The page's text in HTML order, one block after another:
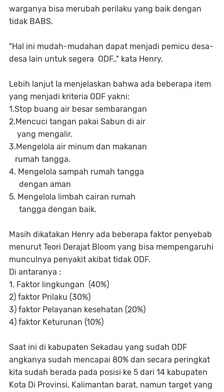
warganya bisa merubah perilaku yang baik dengan
tidak BABS.
"Hal ini mudah-mudahan dapat menjadi pemicu desa-
desa lain untuk segera ODF,," kata Henry.
Lebih lanjut Ia menjelaskan bahwa ada beberapa item
yang menjadi kriteria ODF yakni:
1.Stop buang air besar sembarangan
2.Mencuci tangan pakai Sabun di air
yang mengalir.
3.Mengelola air minum dan makanan
rumah tangga.
4. Mengelola sampah rumah tangga
dengan aman
5. Mengelola limbah cairan rumah
tangga dengan baik.
Masih dikatakan Henry ada beberapa faktor penyebab
menurut Teori Derajat Bloom yang bisa mempengaruhi
munculnya penyakit akibat tidak ODF.
Di antaranya :
1. Faktor lingkungan (40%)
2) faktor Prilaku (30%)
3) faktor Pelayanan kesehatan (20%)
4) faktor Keturunan (10%)
Saat ini di kabupaten Sekadau yang sudah ODF
angkanya sudah mencapai 80% dan secara peringkat
kita sudah berada pada posisi ke 5 dari 14 kabupaten
Kota Di Provinsi, Kalimantan barat, namun target yang